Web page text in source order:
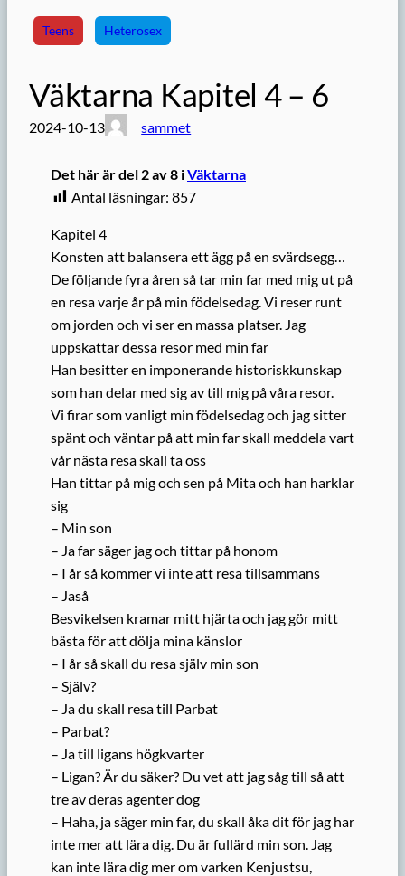
Teens Heterosex
Väktarna Kapitel 4 – 6
2024-10-13 sammet
Det här är del 2 av 8 iVäktarna
Antal läsningar: 857
Kapitel 4
Konsten att balansera ett ägg på en svärdsegg…
De följande fyra åren så tar min far med mig ut på
en resa varje år på min födelsedag. Vi reser runt
om jorden och vi ser en massa platser. Jag
uppskattar dessa resor med min far
Han besitter en imponerande historiskkunskap
som han delar med sig av till mig på våra resor.
Vi firar som vanligt min födelsedag och jag sitter
spänt och väntar på att min far skall meddela vart
vår nästa resa skall ta oss
Han tittar på mig och sen på Mita och han harklar
sig
– Min son
– Ja far säger jag och tittar på honom
– I år så kommer vi inte att resa tillsammans
– Jaså
Besvikelsen kramar mitt hjärta och jag gör mitt
bästa för att dölja mina känslor
– I år så skall du resa själv min son
– Själv?
– Ja du skall resa till Parbat
– Parbat?
– Ja till ligans högkvarter
– Ligan? Är du säker? Du vet att jag såg till så att
tre av deras agenter dog
– Haha, ja säger min far, du skall åka dit för jag har
inte mer att lära dig. Du är fullärd min son. Jag
kan inte lära dig mer om varken Kenjustsu,